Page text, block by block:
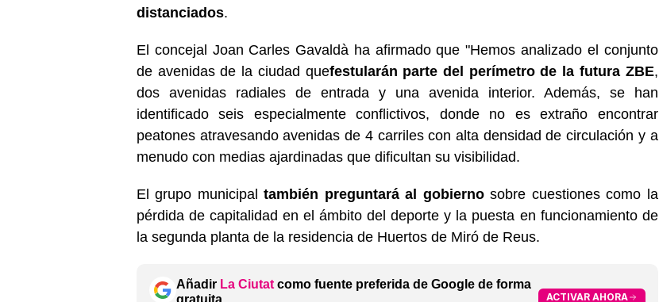
distanciados.
El concejal Joan Carles Gavaldà ha afirmado que "Hemos analizado el conjunto
de avenidas de la ciudad quefestularán parte del perímetro de la futura ZBE,
dos avenidas radiales de entrada y una avenida interior. Además, se han
identificado seis especialmente conflictivos, donde no es extraño encontrar
peatones atravesando avenidas de 4 carriles con alta densidad de circulación y a
menudo con medias ajardinadas que dificultan su visibilidad.
El grupo municipaltambién preguntará al gobiernosobre cuestiones como la
pérdida de capitalidad en el ámbito del deporte y la puesta en funcionamiento de
la segunda planta de la residencia de Huertos de Miró de Reus.
Añadir La Ciutat como fuente preferida de Google de forma
gratuita
ACTIVAR AHORA